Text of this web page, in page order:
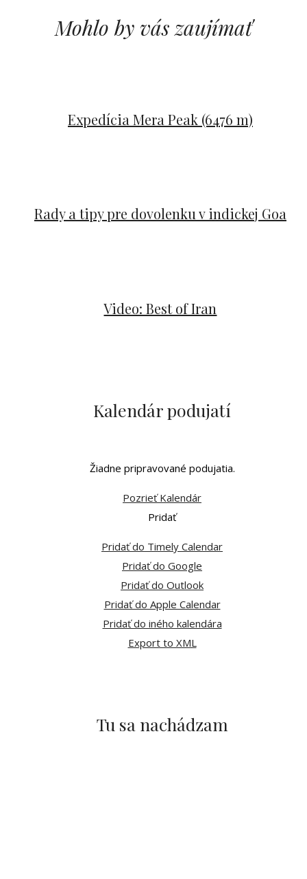
Mohlo by vás zaujímať
Expedícia Mera Peak (6476 m)
Rady a tipy pre dovolenku v indickej Goa
Video: Best of Iran
Kalendár podujatí
Žiadne pripravované podujatia.
Pozrieť Kalendár
Pridať
Pridať do Timely Calendar
Pridať do Google
Pridať do Outlook
Pridať do Apple Calendar
Pridať do iného kalendára
Export to XML
Tu sa nachádzam